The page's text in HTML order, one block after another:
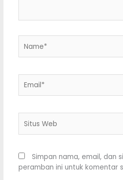
Web
Simpan nama, email, dan
peramban ini untuk komentar